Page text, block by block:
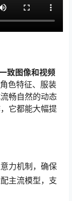
致图像和视频
色特征、服装
畅自然的动态
它都能大幅提
力机制，确保
主流模型，支